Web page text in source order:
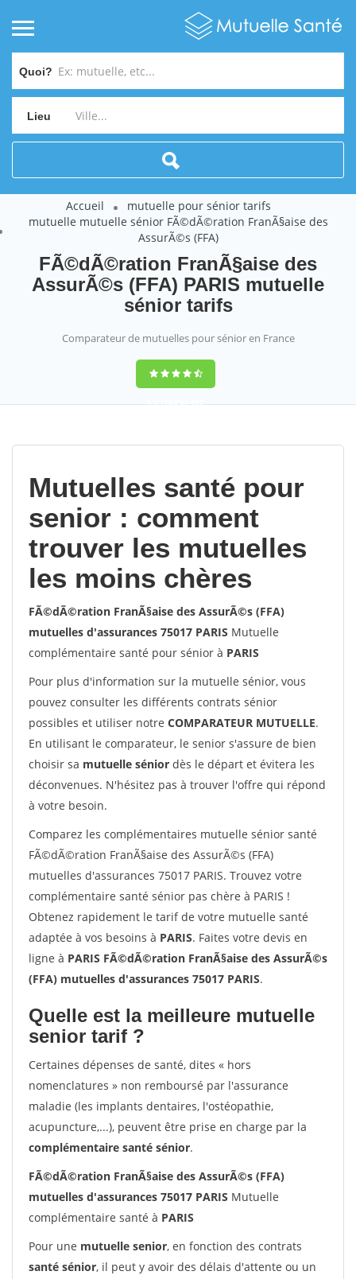
Quoi?
Lieu
Accueil
mutuelle pour sénior tarifs
mutuelle mutuelle sénior FÃ©dÃ©ration FranÃ§aise des
AssurÃ©s (FFA)
FÃ©dÃ©ration FranÃ§aise des
AssurÃ©s (FFA) PARIS mutuelle
sénior tarifs
Comparateur de mutuelles pour sénior en France
9,2(100%)452
Mutuelles santé pour
senior : comment
trouver les mutuelles
les moins chères
FÃ©dÃ©ration FranÃ§aise des AssurÃ©s (FFA)
mutuelles d'assurances 75017 PARIS Mutuelle
complémentaire santé pour sénior à PARIS
Pour plus d'information sur la mutuelle sénior, vous
pouvez consulter les différents contrats sénior
possibles et utiliser notre COMPARATEUR MUTUELLE.
En utilisant le comparateur, le senior s'assure de bien
choisir sa mutuelle sénior dès le départ et évitera les
déconvenues. N'hésitez pas à trouver l'offre qui répond
à votre besoin.
Comparez les complémentaires mutuelle sénior santé
FÃ©dÃ©ration FranÃ§aise des AssurÃ©s (FFA)
mutuelles d'assurances 75017 PARIS. Trouvez votre
complémentaire santé sénior pas chère à PARIS !
Obtenez rapidement le tarif de votre mutuelle santé
adaptée à vos besoins à PARIS. Faites votre devis en
ligne à PARIS FÃ©dÃ©ration FranÃ§aise des AssurÃ©s
(FFA) mutuelles d'assurances 75017 PARIS.
Quelle est la meilleure mutuelle
senior tarif ?
Certaines dépenses de santé, dites « hors
nomenclatures » non remboursé par l'assurance
maladie (les implants dentaires, l'ostéopathie,
acupuncture,...), peuvent être prise en charge par la
complémentaire santé sénior.
FÃ©dÃ©ration FranÃ§aise des AssurÃ©s (FFA)
mutuelles d'assurances 75017 PARIS Mutuelle
complémentaire santé à PARIS
Pour une mutuelle senior, en fonction des contrats
santé sénior, il peut y avoir des délais d'attente ou un